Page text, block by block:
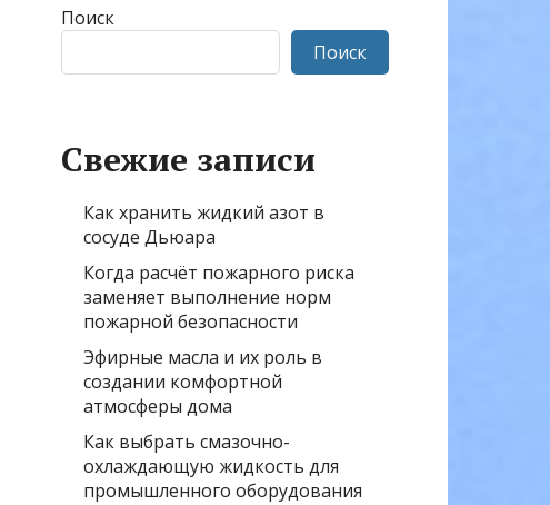
Поиск
Поиск
Свежие записи
Как хранить жидкий азот в
сосуде Дьюара
Когда расчёт пожарного риска
заменяет выполнение норм
пожарной безопасности
Эфирные масла и их роль в
создании комфортной
атмосферы дома
Как выбрать смазочно-
охлаждающую жидкость для
промышленного оборудования